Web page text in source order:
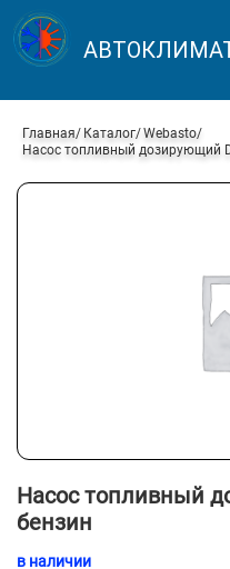
Главная Каталог Webasto
Насос топливный дозирующий
Насос топливный
бензин
в наличии